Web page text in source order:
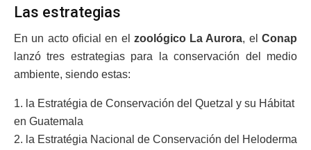
Las estrategias
En un acto oficial en el zoológico La Aurora, elConap
lanzó tres estrategias para la conservación del medio
ambiente, siendo estas:
1. la Estratégia de Conservación del Quetzal y su Hábitat
en Guatemala
2. la Estratégia Nacional de Conservación del Heloderma